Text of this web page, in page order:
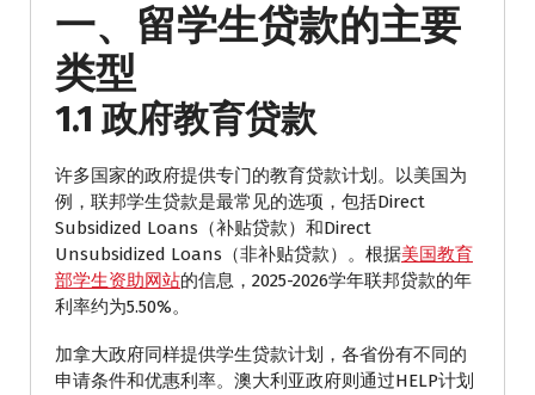
一、留学生贷款的主要
类型
1.1 政府教育贷款
许多国家的政府提供专门的教育贷款计划。以美国为
例，联邦学生贷款是最常见的选项，包括Direct
Subsidized Loans（补贴贷款）和Direct
Unsubsidized Loans（非补贴贷款）。根据美国教育
部学生资助网站的信息，2025-2026学年联邦贷款的年
利率约为5.50%。
加拿大政府同样提供学生贷款计划，各省份有不同的
申请条件和优惠利率。澳大利亚政府则通过HELP计划